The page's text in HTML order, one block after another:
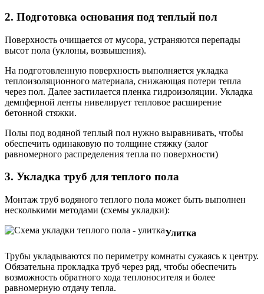
2. Подготовка основания под теплый пол
Поверхность очищается от мусора, устраняются перепады
высот пола (уклоны, возвышения).
На подготовленную поверхность выполняется укладка
теплоизоляционного материала, снижающая потери тепла
через пол. Далее застилается пленка гидроизоляции. Укладка
демпферной ленты нивелирует тепловое расширение
бетонной стяжки.
Полы под водяной теплый пол нужно выравнивать, чтобы
обеспечить одинаковую по толщине стяжку (залог
равномерного распределения тепла по поверхности)
3. Укладка труб для теплого пола
Монтаж труб водяного теплого пола может быть выполнен
несколькими методами (схемы укладки):
Улитка
Трубы укладываются по периметру комнаты сужаясь к центру.
Обязательна прокладка труб через ряд, чтобы обеспечить
возможность обратного хода теплоносителя и более
равномерную отдачу тепла.